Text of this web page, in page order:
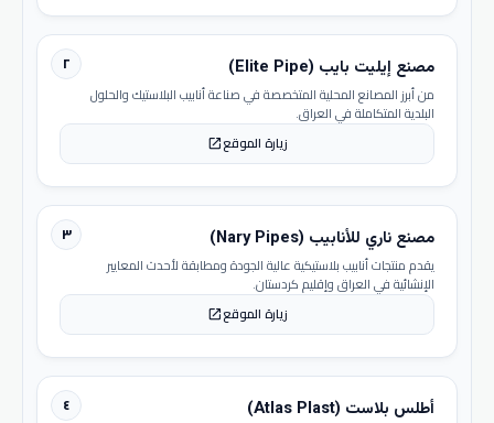
٢ مصنع إيليت بايب (Elite Pipe)
من أبرز المصانع المحلية المتخصصة في صناعة أنابيب البلاستيك والحلول
البلدية المتكاملة في العراق.
زيارة الموقعopen_in_new
٣ مصنع ناري للأنابيب (Nary Pipes)
يقدم منتجات أنابيب بلاستيكية عالية الجودة ومطابقة لأحدث المعايير
الإنشائية في العراق وإقليم كردستان.
زيارة الموقعopen_in_new
٤ أطلس بلاست (Atlas Plast)